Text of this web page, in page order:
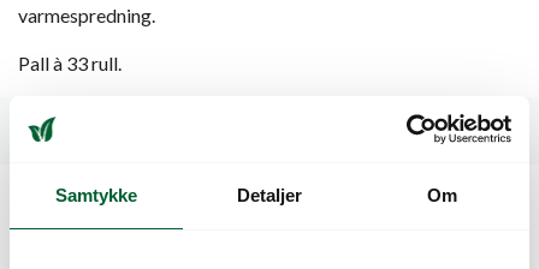
Samtykke Detaljer Om
varmespredning.
Pall à 33 rull.
Spesifikasjoner
Kunder så også på